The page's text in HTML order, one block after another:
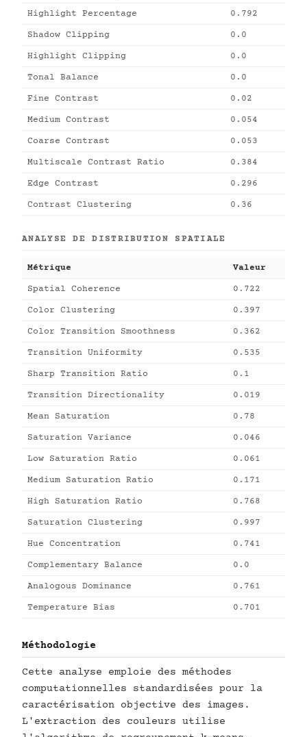
Highlight Percentage 0.792
Shadow Clipping 0.0
Highlight Clipping 0.0
Tonal Balance 0.0
Fine Contrast 0.02
Medium Contrast 0.054
Coarse Contrast 0.053
Multiscale Contrast Ratio 0.384
Edge Contrast 0.296
Contrast Clustering 0.36
ANALYSE DE DISTRIBUTION SPATIALE
Métrique Valeur
Spatial Coherence 0.722
Color Clustering 0.397
Color Transition Smoothness 0.362
Transition Uniformity 0.535
Sharp Transition Ratio 0.1
Transition Directionality 0.019
Mean Saturation 0.78
Saturation Variance 0.046
Low Saturation Ratio 0.061
Medium Saturation Ratio 0.171
High Saturation Ratio 0.768
Saturation Clustering 0.997
Hue Concentration 0.741
Complementary Balance 0.0
Analogous Dominance 0.761
Temperature Bias 0.701
Méthodologie
Cette analyse emploie des méthodes
computationnelles standardisées pour la
caractérisation objective des images.
L'extraction des couleurs utilise